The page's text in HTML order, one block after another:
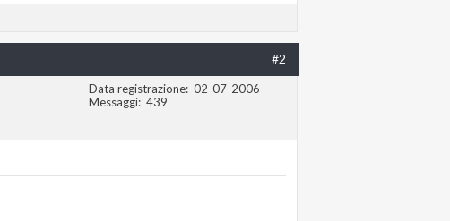
#2
Data registrazione 02-07-2006
Messaggi 439